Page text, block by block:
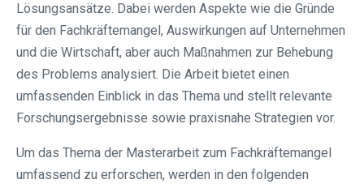
Lösungsansätze. Dabei werden Aspekte wie die Gründe
für den Fachkräftemangel, Auswirkungen auf Unternehmen
und die Wirtschaft, aber auch Maßnahmen zur Behebung
des Problems analysiert. Die Arbeit bietet einen
umfassenden Einblick in das Thema und stellt relevante
Forschungsergebnisse sowie praxisnahe Strategien vor.
Um das Thema der Masterarbeit zum Fachkräftemangel
umfassend zu erforschen, werden in den folgenden